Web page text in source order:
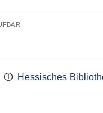
Hessisches